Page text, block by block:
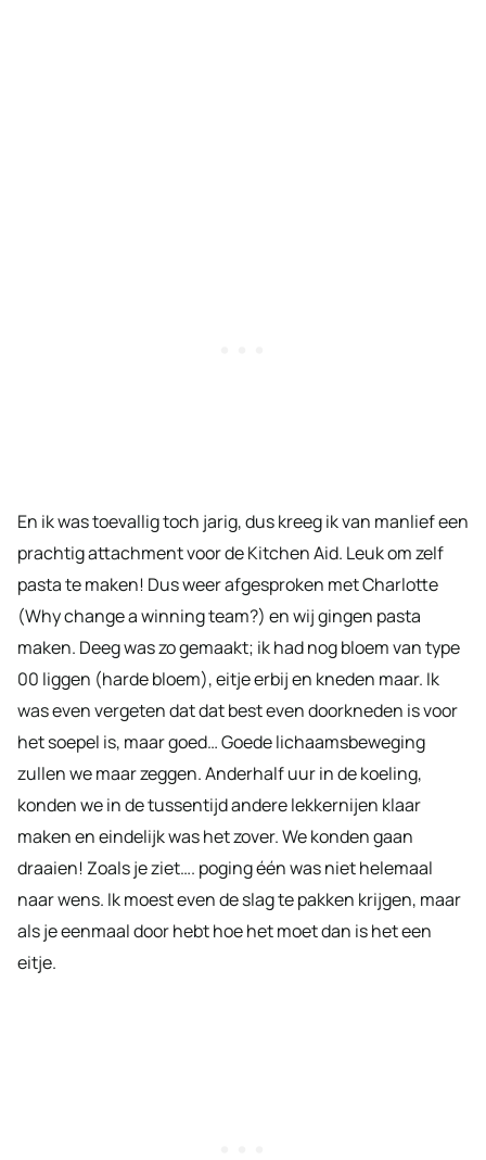
En ik was toevallig toch jarig, dus kreeg ik van manlief een
prachtig attachment voor de Kitchen Aid. Leuk om zelf
pasta te maken! Dus weer afgesproken met Charlotte
(Why change a winning team?) en wij gingen pasta
maken. Deeg was zo gemaakt; ik had nog bloem van type
00 liggen (harde bloem), eitje erbij en kneden maar. Ik
was even vergeten dat dat best even doorkneden is voor
het soepel is, maar goed… Goede lichaamsbeweging
zullen we maar zeggen. Anderhalf uur in de koeling,
konden we in de tussentijd andere lekkernijen klaar
maken en eindelijk was het zover. We konden gaan
draaien! Zoals je ziet…. poging één was niet helemaal
naar wens. Ik moest even de slag te pakken krijgen, maar
als je eenmaal door hebt hoe het moet dan is het een
eitje.